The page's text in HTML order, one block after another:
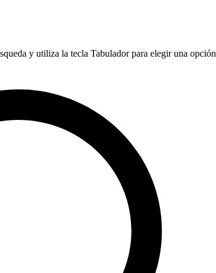
y utiliza la tecla Tabulador para elegir una opción